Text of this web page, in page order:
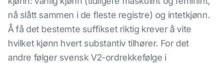
nå slått sammen i de fleste registre) og intetkjønn.
Å få det bestemte suffikset riktig krever å vite
hvilket kjønn hvert substantiv tilhører. For det
andre følger svensk V2-ordrekkefølge i